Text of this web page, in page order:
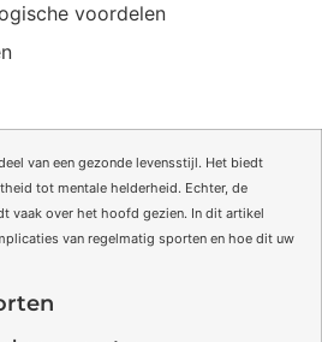
voordelen
van een gezonde levensstijl. Het biedt
tot mentale helderheid. Echter, de
vaak over het hoofd gezien. In dit artikel
van regelmatig sporten en hoe dit uw